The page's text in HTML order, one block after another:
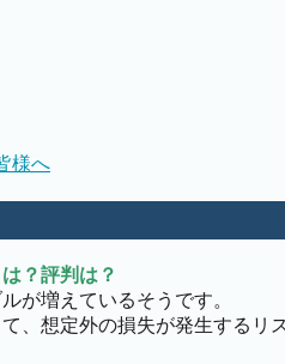
様へ
？評判は？
が増えているそうです。
、想定外の損失が発生する